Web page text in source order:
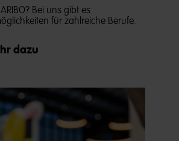
Bei uns gibt es
für zahlreiche Berufe.
dazu